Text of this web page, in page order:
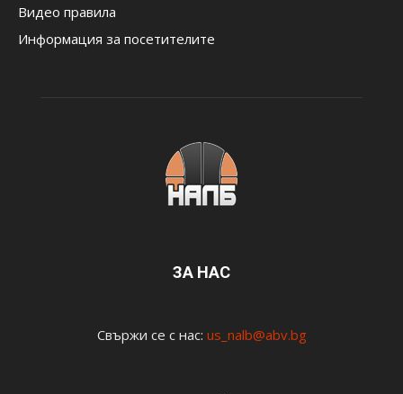
Видео правила
Информация за посетителите
ЗА НАС
Свържи се с нас: us_nalb@abv.bg